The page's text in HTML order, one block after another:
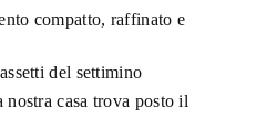
compatto, raffinato e
del settimino
casa trova posto il